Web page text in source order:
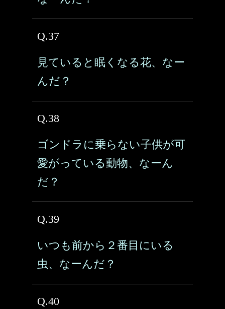
Q.37
見ていると眠くなる花、なー
んだ？
Q.38
ゴンドラに乗らない子供が可
愛がっている動物、なーん
だ？
Q.39
いつも前から２番目にいる
虫、なーんだ？
Q.40